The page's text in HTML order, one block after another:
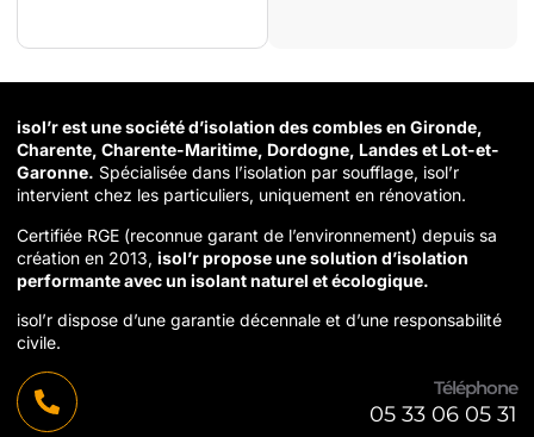
isol’r est une société d’isolation des combles en Gironde,
Charente, Charente-Maritime, Dordogne, Landes et Lot-et-
Garonne. Spécialisée dans l’isolation par soufflage, isol’r
intervient chez les particuliers, uniquement en rénovation.
Certifiée RGE (reconnue garant de l’environnement) depuis sa
création en 2013, isol’r propose une solution d’isolation
performante avec un isolant naturel et écologique.
isol’r dispose d’une garantie décennale et d’une responsabilité
civile.
Téléphone
05 33 06 05 31